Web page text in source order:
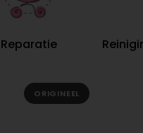
Reparatie
ORIGINEEL